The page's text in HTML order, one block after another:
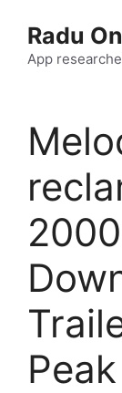
content
Radu
App